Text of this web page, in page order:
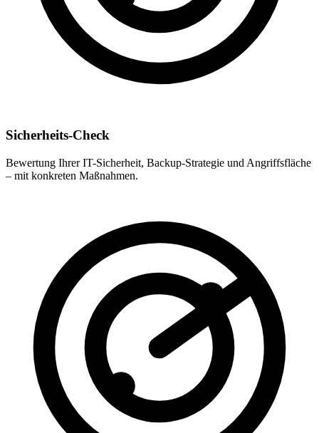
Sicherheits-Check
Bewertung Ihrer IT-Sicherheit, Backup-Strategie und Angriffsfläche
– mit konkreten Maßnahmen.